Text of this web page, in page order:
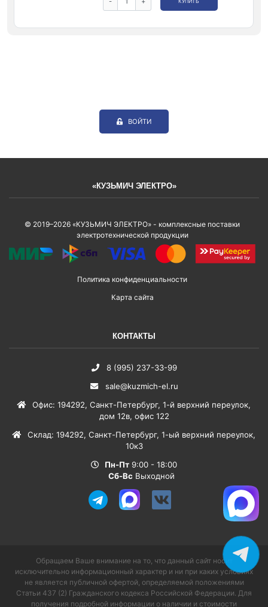
ВОЙТИ
«КУЗЬМИЧ ЭЛЕКТРО»
© 2019–2026 «КУЗЬМИЧ ЭЛЕКТРО» - комплексные поставки
электротехнической продукции
Политика конфиденциальности
Карта сайта
КОНТАКТЫ
8 (995) 237-33-99
sale@kuzmich-el.ru
Офис: 194292, Санкт-Петербург, 1-й верхний переулок,
дом 12в, офис 122
Склад: 194292, Санкт-Петербург, 1-ый верхний переулок,
10к3
Пн-Пт 9:00 - 18:00
Сб-Вс Выходной
Обращаем Ваше внимание на то, что данный сайт носит
исключительно информационный характер и ни при каких условиях
не является публичной офертой, определяемой положениями
Статьи 437 (2) Гражданского кодекса Российской Федерации. Для
получения подробной информации о наличии и стоимости